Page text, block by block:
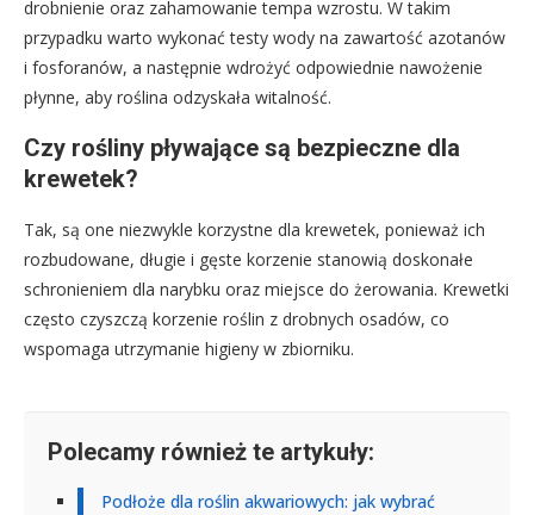
drobnienie oraz zahamowanie tempa wzrostu. W takim
przypadku warto wykonać testy wody na zawartość azotanów
i fosforanów, a następnie wdrożyć odpowiednie nawożenie
płynne, aby roślina odzyskała witalność.
Czy rośliny pływające są bezpieczne dla
krewetek?
Tak, są one niezwykle korzystne dla krewetek, ponieważ ich
rozbudowane, długie i gęste korzenie stanowią doskonałe
schronieniem dla narybku oraz miejsce do żerowania. Krewetki
często czyszczą korzenie roślin z drobnych osadów, co
wspomaga utrzymanie higieny w zbiorniku.
Polecamy również te artykuły:
Podłoże dla roślin akwariowych: jak wybrać